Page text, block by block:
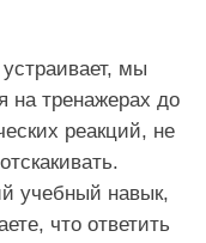
мы
на тренажерах до
реакций, не
учебный навык,
что ответить